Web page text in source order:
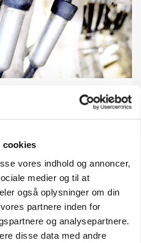
cookies
vores indhold og annoncer,
medier og til at
også oplysninger om din
partnere inden for
og analysepartnere.
disse data med andre